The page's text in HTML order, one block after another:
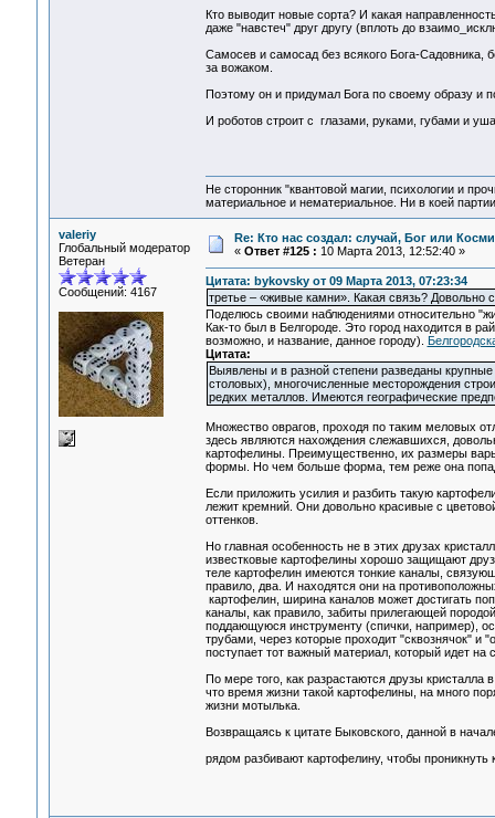
Кто выводит новые сорта? И какая
даже "навстеч" друг другу (вплоть до
Самосев и самосад без всякого Бога-Садовника,
за вожаком.
Поэтому он и придумал Бога по своему образу и
И роботов строит с глазами, руками, губами и
Не сторонник "квантовой магии, психологии и
материальное и нематериальное. Ни в коей
valeriy
Глобальный модератор
Ветеран
Сообщений: 4167
Re: Кто нас создал: случай, Бог или
« Ответ #125 : 10 Марта 2013, 12:52:40 »
Цитата: bykovsky от 09 Марта 2013, 07:23:34
третье – «живые камни». Какая связь? Довольно
Поделюсь своими наблюдениями относительно
Как-то был в Белгороде. Это город находится в
возможно, и название, данное городу).
Цитата:
Выявлены и в разной степени разведаны
столовых), многочисленные месторождения
редких металлов. Имеются географические
Множество оврагов, проходя по таким меловых
здесь являются нахождения слежавшихся,
картофелины. Преимущественно, их размеры
формы. Но чем больше форма, тем реже она
Если приложить усилия и разбить такую
лежит кремний. Они довольно красивые с
оттенков.
Но главная особенность не в этих друзах
известковые картофелины хорошо защищают
теле картофелин имеются тонкие каналы,
правило, два. И находятся они на
картофелин, ширина каналов может достигать
каналы, как правило, забиты прилегающей
поддающуюся инструменту (спички, например),
трубами, через которые проходит "сквознячок" и
поступает тот важный материал, который идет
По мере того, как разрастаются друзы
что время жизни такой картофелины, на много
жизни мотылька.
Возвращаясь к цитате Быковского, данной в
рядом разбивают картофелину, чтобы